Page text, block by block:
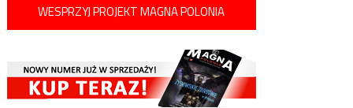
WESPRZYJ PROJEKT MAGNA POLONIA